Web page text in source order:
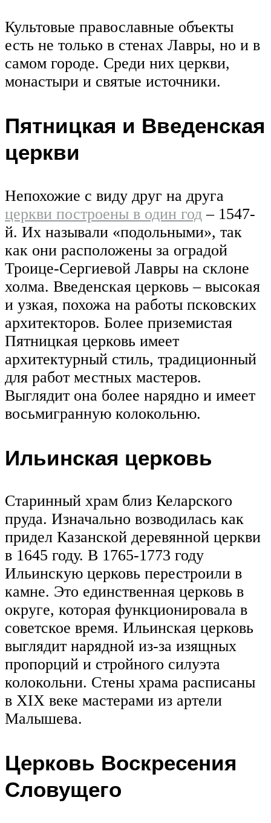
Культовые православные объекты
есть не только в стенах Лавры, но и в
самом городе. Среди них церкви,
монастыри и святые источники.
Пятницкая и Введенская
церкви
Непохожие с виду друг на друга
церкви построены в один год – 1547-
й. Их называли «подольными», так
как они расположены за оградой
Троице-Сергиевой Лавры на склоне
холма. Введенская церковь – высокая
и узкая, похожа на работы псковских
архитекторов. Более приземистая
Пятницкая церковь имеет
архитектурный стиль, традиционный
для работ местных мастеров.
Выглядит она более нарядно и имеет
восьмигранную колокольню.
Ильинская церковь
Старинный храм близ Келарского
пруда. Изначально возводилась как
придел Казанской деревянной церкви
в 1645 году. В 1765-1773 году
Ильинскую церковь перестроили в
камне. Это единственная церковь в
округе, которая функционировала в
советское время. Ильинская церковь
выглядит нарядной из-за изящных
пропорций и стройного силуэта
колокольни. Стены храма расписаны
в XIX веке мастерами из артели
Малышева.
Церковь Воскресения
Словущего